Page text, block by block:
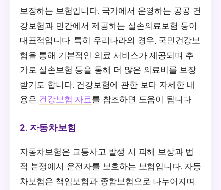
보장하는 보험입니다. 국가에서 운영하는 공공 건
강보험과 민간에서 제공하는 실손의료보험 등이
대표적입니다. 특히 우리나라의 경우, 국민건강보
험을 통해 기본적인 의료 서비스가 제공되며 추
가로 실손보험 등을 통해 더 많은 의료비를 보장
받기도 합니다. 건강보험에 관한 보다 자세한 내
용은 건강보험 자료를 참조하면 도움이 됩니다.
2. 자동차보험
자동차보험은 교통사고 발생 시 피해 보상과 법
적 분쟁에서 운전자를 보호하는 보험입니다. 자동
차보험은 책임보험과 종합보험으로 나누어지며,